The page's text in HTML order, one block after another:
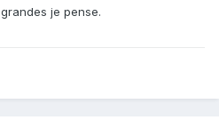
je pense.